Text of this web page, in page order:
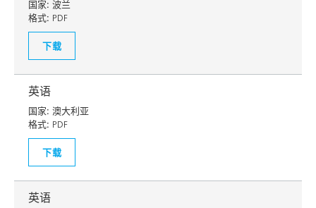
国家: 波兰
格式: PDF
下载
英语
国家: 澳大利亚
格式: PDF
下载
英语